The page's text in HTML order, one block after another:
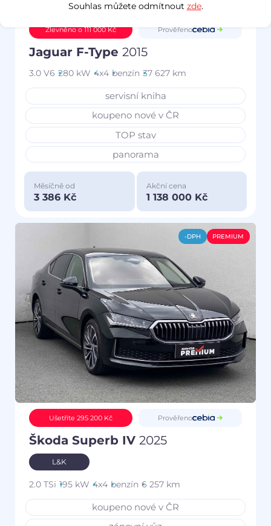
Zlevněno o 111 000 Kč Prověřeno
Jaguar F-Type 2015
3.0 V6 280 kW 4x4 benzín 37 627 km
servisní kniha
koupeno nové v ČR
TOP stav
panorama
Měsíčně od
3 386 Kč
Akční cena
1 138 000 Kč
-DPH PREMIUM
Ušetříte 295 200 Kč Prověřeno
Škoda Superb IV 2025
L&K
2.0 TSi 195 kW 4x4 benzín 6 257 km
koupeno nové v ČR
Souhlas můžete odmítnout zde.